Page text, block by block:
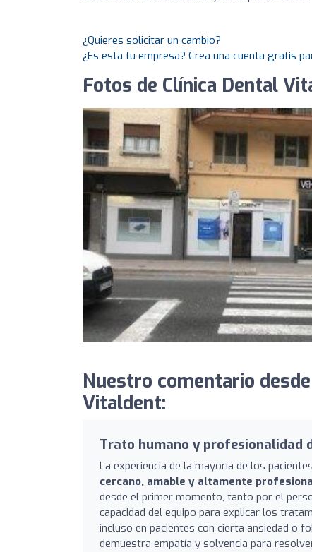
¿Quieres solicitar un cambio?
¿Es esta tu empresa? Crea una cuenta gratis
Fotos de Clínica Dental
Nuestro comentario
Vitaldent:
Trato humano y profesionalidad
La experiencia de la mayoría de los
cercano, amable y altamente
desde el primer momento, tanto por el
capacidad del equipo para explicar los
incluso en pacientes con cierta ansiedad o
demuestra empatía y solvencia para